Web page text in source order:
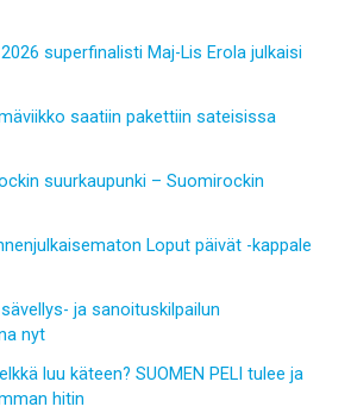
superfinalisti Maj-Lis Erola julkaisi
saatiin pakettiin sateisissa
suurkaupunki – Suomirockin
Loput päivät -kappale
ja sanoituskilpailun
nyt
luu käteen? SUOMEN PELI tulee ja
hitin